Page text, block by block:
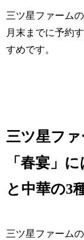
三ツ星ファーム
月末までに予約
すめです。
三ツ星フ
「春宴」
と中華の3
三ツ星ファーム